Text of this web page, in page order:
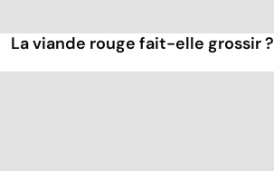
La viande rouge fait-elle grossir ?